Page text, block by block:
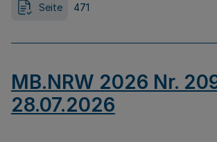
Seite 471
MB.NRW 2026 Nr.
28.07.2026